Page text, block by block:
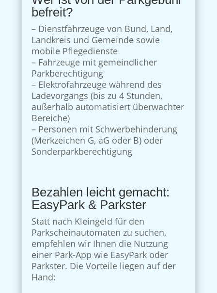
befreit?
– Dienstfahrzeuge von Bund, Land,
Landkreis und Gemeinde sowie
mobile Pflegedienste
– Fahrzeuge mit gemeindlicher
Parkberechtigung
– Elektrofahrzeuge während des
Ladevorgangs (bis zu 4 Stunden,
außerhalb automatisiert überwachter
Bereiche)
– Personen mit Schwerbehinderung
(Merkzeichen G, aG oder B) oder
Sonderparkberechtigung
Bezahlen leicht gemacht:
EasyPark & Parkster
Statt nach Kleingeld für den
Parkscheinautomaten zu suchen,
empfehlen wir Ihnen die Nutzung
einer Park-App wie EasyPark oder
Parkster. Die Vorteile liegen auf der
Hand: